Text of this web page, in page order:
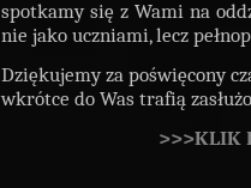
spotkamy się z Wami na
nie jako uczniami, lecz
Dziękujemy za poświęcony
wkrótce do Was trafią
>>>KLIK